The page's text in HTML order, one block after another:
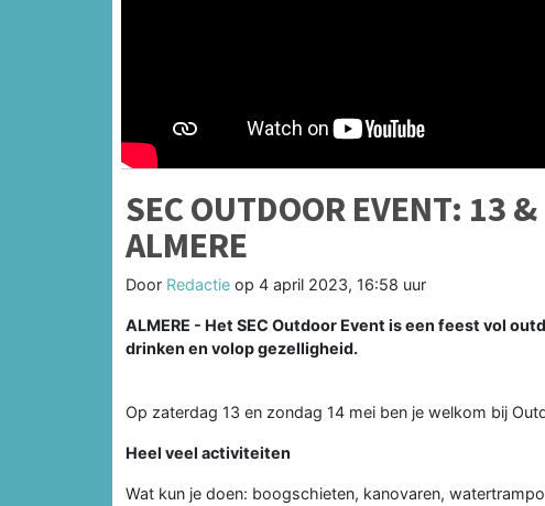
SEC OUTDOOR EVENT: 13
ALMERE
Door Redactie op 4 april 2023, 16:58 uur
ALMERE - Het SEC Outdoor Event is een feest vol
drinken en volop gezelligheid.
Op zaterdag 13 en zondag 14 mei ben je welkom bij
Heel veel activiteiten
Wat kun je doen: boogschieten, kanovaren,